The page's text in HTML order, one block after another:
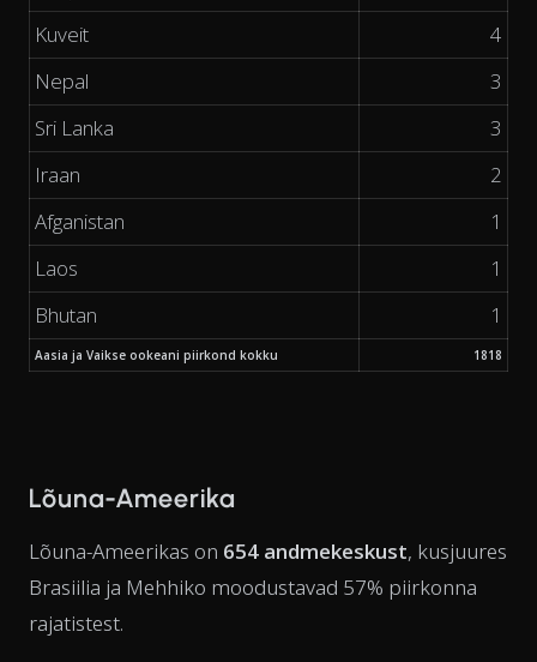
Kuveit
4
Nepal
3
Sri Lanka
3
Iraan
2
Afganistan
1
Laos
1
Bhutan
1
Aasia ja Vaikse ookeani piirkond kokku 1818
Lõuna-Ameerika
Lõuna-Ameerikas on 654 andmekeskust, kusjuures
Brasiilia ja Mehhiko moodustavad 57% piirkonna
rajatistest.